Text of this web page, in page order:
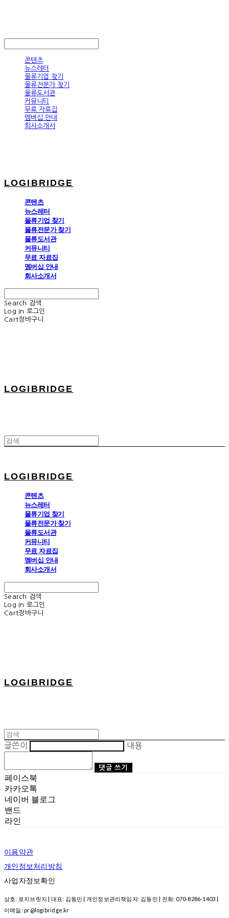
콘텐츠
뉴스레터
물류기업 찾기
물류전문가 찾기
물류도서관
커뮤니티
무료 자료집
멤버십 안내
회사소개서
LOGIBRIDGE
콘텐츠
뉴스레터
물류기업 찾기
물류전문가 찾기
물류도서관
커뮤니티
무료 자료집
멤버십 안내
회사소개서
Search
검색
Log In 로그인
Cart장바구니
LOGIBRIDGE
LOGIBRIDGE
콘텐츠
뉴스레터
물류기업 찾기
물류전문가 찾기
물류도서관
커뮤니티
무료 자료집
멤버십 안내
회사소개서
Search
검색
Log In 로그인
Cart장바구니
LOGIBRIDGE
글쓴이 내용
댓글 쓰기
페이스북
카카오톡
네이버 블로그
밴드
라인
이용약관
개인정보처리방침
사업자정보확인
상호: 로지브릿지 | 대표: 김동민 | 개인정보관리책임자: 김동민 | 전화: 070-8286-1403 |
이메일: pr@logibridge.kr